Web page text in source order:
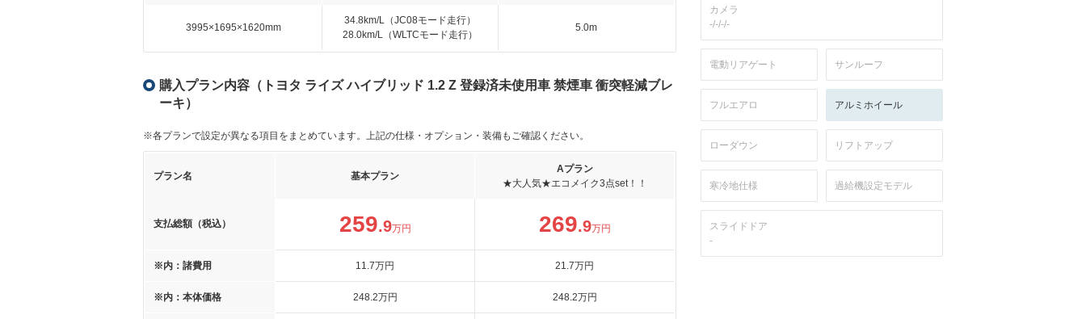
3995×1695×1620mm
34.8km/L（JC08モード走行）
28.0km/L（WLTCモード走行）
5.0m
購入プラン内容（トヨタ ライズ ハイブリッド 1.2 Z 登録済未使用車 禁煙車 衝突軽減ブレ
ーキ）
※各プランで設定が異なる項目をまとめています。上記の仕様・オプション・装備もご確認ください。
プラン名 基本プラン
Aプラン
★大人気★エコメイク3点set！！
支払総額（税込） 259.9万円 269.9万円
※内：諸費用 11.7万円 21.7万円
※内：本体価格 248.2万円 248.2万円
カメラ
-/-/-/-
電動リアゲート サンルーフ
フルエアロ アルミホイール
ローダウン リフトアップ
寒冷地仕様 過給機設定モデル
スライドドア
-